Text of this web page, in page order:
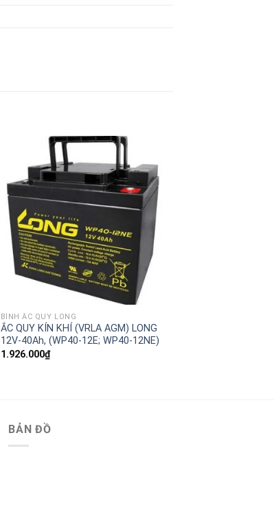
BÌNH ẮC QUY LONG
ẮC QUY KÍN KHÍ (VRLA AGM) LONG
12V-40Ah, (WP40-12E; WP40-12NE)
1.926.000₫
BẢN ĐỒ